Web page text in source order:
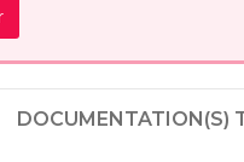
DOCUMENTATION(S)